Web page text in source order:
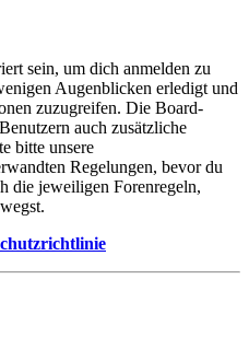
sein, um dich anmelden zu
Augenblicken erledigt und
zuzugreifen. Die Board-
auch zusätzliche
bitte unsere
Regelungen, bevor du
die jeweiligen Forenregeln,